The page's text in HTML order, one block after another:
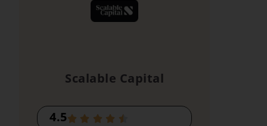
Scalable Capital
4.5